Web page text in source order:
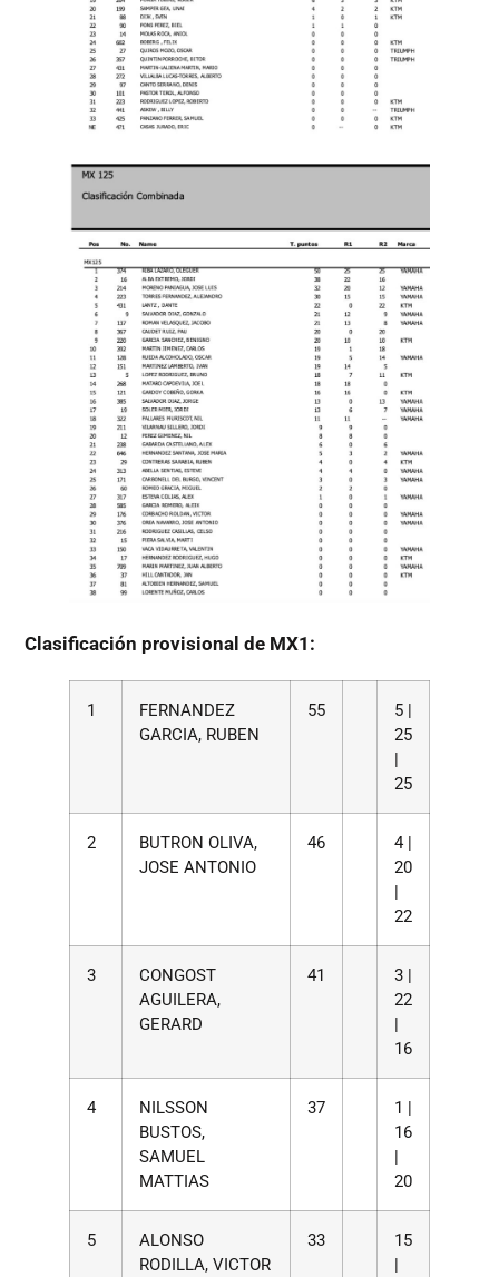
Clasificación provisional de MX1:
1
FERNANDEZ
GARCIA, RUBEN
55
5 |
25
|
25
2
BUTRON OLIVA,
JOSE ANTONIO
46
4 |
20
|
22
3
CONGOST
AGUILERA,
GERARD
41
3 |
22
|
16
4
NILSSON
BUSTOS,
SAMUEL
MATTIAS
37
1 |
16
|
20
5
ALONSO
RODILLA, VICTOR
33
15
|